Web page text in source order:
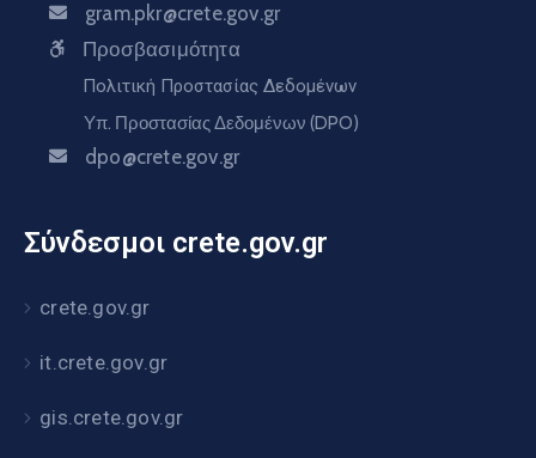
gram.pkr@crete.gov.gr
Προσβασιμότητα
Πολιτική Προστασίας Δεδομένων
Υπ. Προστασίας Δεδομένων (DPO)
dpo@crete.gov.gr
Σύνδεσμοι crete.gov.gr
crete.gov.gr
it.crete.gov.gr
gis.crete.gov.gr